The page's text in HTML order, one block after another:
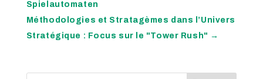
Spielautomaten
Méthodologies et Stratagèmes dans l’Univers
Stratégique : Focus sur le "Tower Rush" →